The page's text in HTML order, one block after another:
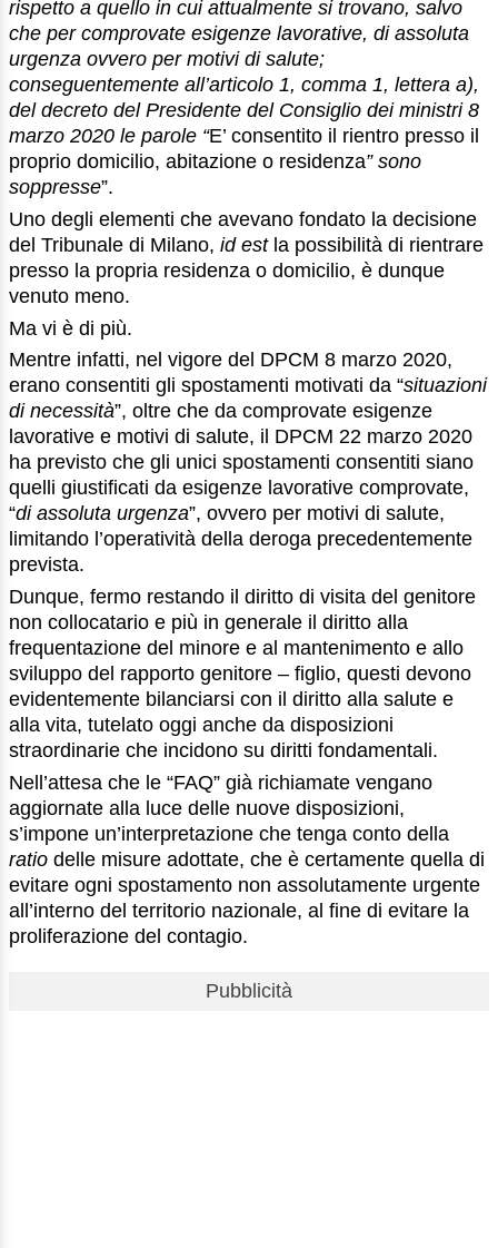
rispetto a quello in cui attualmente si trovano, salvo
che per comprovate esigenze lavorative, di assoluta
urgenza ovvero per motivi di salute;
conseguentemente all’articolo 1, comma 1, lettera a),
del decreto del Presidente del Consiglio dei ministri 8
marzo 2020 le parole “E’ consentito il rientro presso il
proprio domicilio, abitazione o residenza” sono
soppresse”.
Uno degli elementi che avevano fondato la decisione
del Tribunale di Milano, id estla possibilità di rientrare
presso la propria residenza o domicilio, è dunque
venuto meno.
Ma vi è di più.
Mentre infatti, nel vigore del DPCM 8 marzo 2020,
erano consentiti gli spostamenti motivati da “situazioni
di necessità”, oltre che da comprovate esigenze
lavorative e motivi di salute, il DPCM 22 marzo 2020
ha previsto che gli unici spostamenti consentiti siano
quelli giustificati da esigenze lavorative comprovate,
“di assoluta urgenza”, ovvero per motivi di salute,
limitando l’operatività della deroga precedentemente
prevista.
Dunque, fermo restando il diritto di visita del genitore
non collocatario e più in generale il diritto alla
frequentazione del minore e al mantenimento e allo
sviluppo del rapporto genitore – figlio, questi devono
evidentemente bilanciarsi con il diritto alla salute e
alla vita, tutelato oggi anche da disposizioni
straordinarie che incidono su diritti fondamentali.
Nell’attesa che le “FAQ” già richiamate vengano
aggiornate alla luce delle nuove disposizioni,
s’impone un’interpretazione che tenga conto della
ratio delle misure adottate, che è certamente quella di
evitare ogni spostamento non assolutamente urgente
all’interno del territorio nazionale, al fine di evitare la
proliferazione del contagio.
Pubblicità